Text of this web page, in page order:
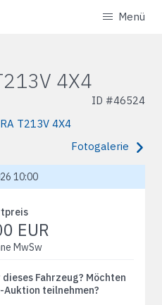
Menü
4X4
ID #46524
Fotogalerie
10:00
EUR
MwSw
Fahrzeug? Möchten
Auktion teilnehmen?